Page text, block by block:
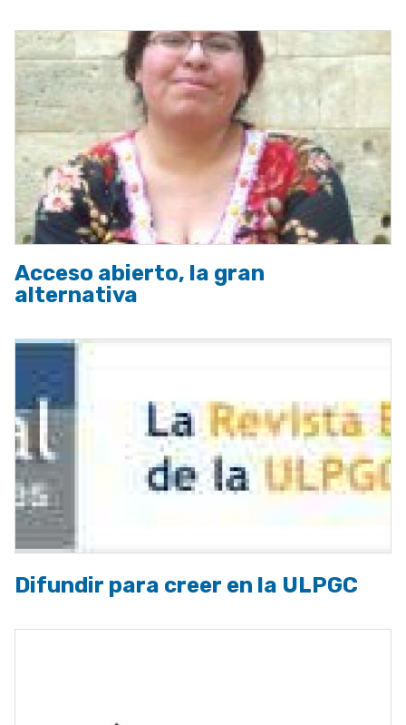
Acceso abierto, la gran
alternativa
Difundir para creer en la ULPGC